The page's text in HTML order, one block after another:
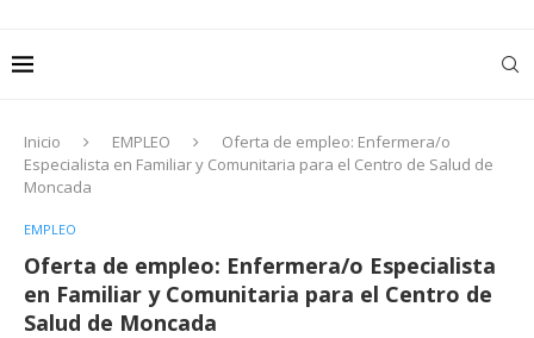
Inicio EMPLEO
Oferta de empleo: Enfermera/o
Especialista en Familiar y Comunitaria para el Centro de Salud de
Moncada
EMPLEO
Oferta de empleo: Enfermera/o Especialista
en Familiar y Comunitaria para el Centro de
Salud de Moncada